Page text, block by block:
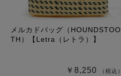
メルカドバッグ（HOUNDSTOO
TH）【Letra（レトラ）】
￥8,250 （税込）